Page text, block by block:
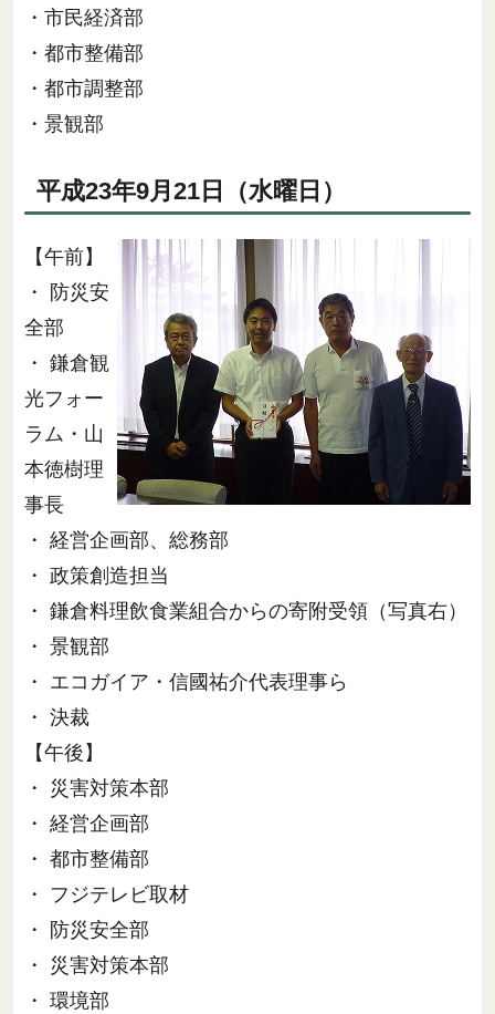
・市民経済部
・都市整備部
・都市調整部
・景観部
平成23年9月21日（水曜日）
【午前】
・ 防災安
全部
・ 鎌倉観
光フォー
ラム・山
本徳樹理
事長
・ 経営企画部、総務部
・ 政策創造担当
・ 鎌倉料理飲食業組合からの寄附受領（写真右）
・ 景観部
・ エコガイア・信國祐介代表理事ら
・ 決裁
【午後】
・ 災害対策本部
・ 経営企画部
・ 都市整備部
・ フジテレビ取材
・ 防災安全部
・ 災害対策本部
・ 環境部